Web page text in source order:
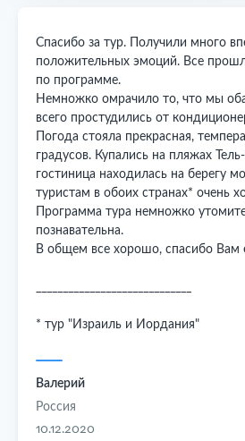
Спасибо за тур. Получили много
положительных эмоций. Все
по программе.
Немножко омрачило то, что мы
всего простудились от
Погода стояла прекрасная,
градусов. Купались на пляжах
гостиница находилась на берегу
туристам в обоих странах* очень
Программа тура немножко
познавательна.
В общем все хорошо, спасибо Вам
* тур "Израиль и Иордания"
Валерий
Россия
10.12.2020